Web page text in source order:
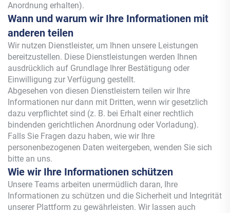
Anordnung erhalten).
Wann und warum wir Ihre Informationen mit
anderen teilen
Wir nutzen Dienstleister, um Ihnen unsere Leistungen
bereitzustellen. Diese Dienstleistungen werden Ihnen
ausdrücklich auf Grundlage Ihrer Bestätigung oder
Einwilligung zur Verfügung gestellt.
Abgesehen von diesen Dienstleistern teilen wir Ihre
Informationen nur dann mit Dritten, wenn wir gesetzlich
dazu verpflichtet sind (z. B. bei Erhalt einer rechtlich
bindenden gerichtlichen Anordnung oder Vorladung).
Falls Sie Fragen dazu haben, wie wir Ihre
personenbezogenen Daten weitergeben, wenden Sie sich
bitte an uns.
Wie wir Ihre Informationen schützen
Unsere Teams arbeiten unermüdlich daran, Ihre
Informationen zu schützen und die Sicherheit und Integrität
unserer Plattform zu gewährleisten. Wir lassen auch